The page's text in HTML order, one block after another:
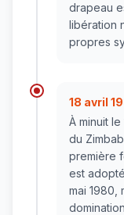
drapeau
libération
propres
18 avril
À minuit
du
première
est
mai 1980,